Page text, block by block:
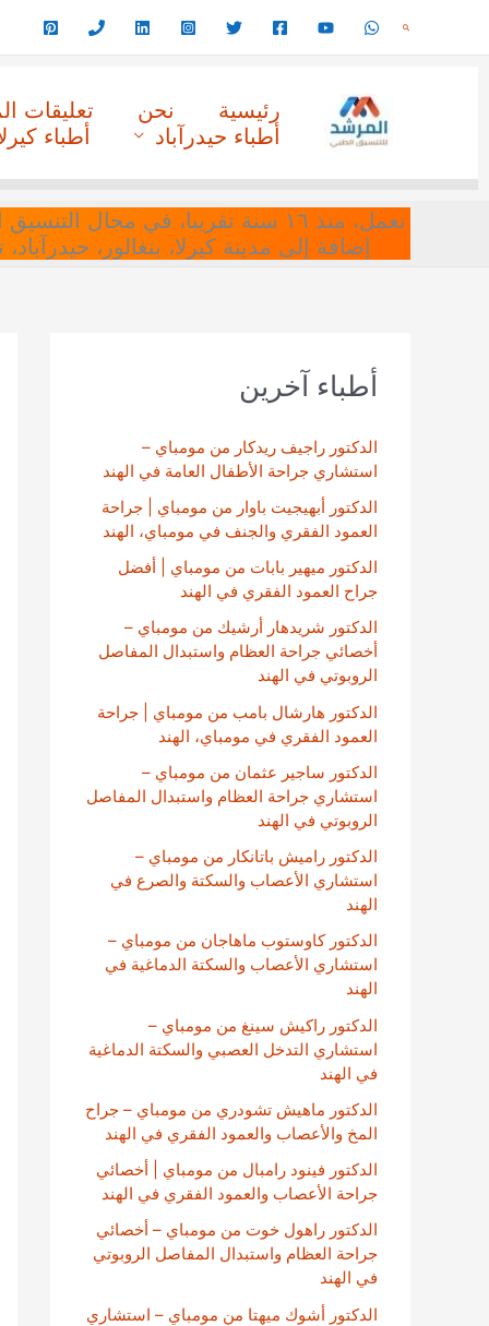
البحث
رئيسية نحن
تعليقات
أطباء حيدرآباد
أطباء
نعمل، منذ ١٦ سنة تقريبا، في
إضافة إلى مدينة كيرلا، بنغالور،
أطباء آخرين
الدكتور راجيف ريدكار من مومباي –
استشاري جراحة الأطفال العامة في الهند
الدكتور أبهيجيت باوار من مومباي | جراحة
العمود الفقري والجنف في مومباي، الهند
الدكتور ميهير بابات من مومباي | أفضل
جراح العمود الفقري في الهند
الدكتور شريدهار أرشيك من مومباي –
أخصائي جراحة العظام واستبدال المفاصل
الروبوتي في الهند
الدكتور هارشال بامب من مومباي | جراحة
العمود الفقري في مومباي، الهند
الدكتور ساجير عثمان من مومباي –
استشاري جراحة العظام واستبدال المفاصل
الروبوتي في الهند
الدكتور راميش باتانكار من مومباي –
استشاري الأعصاب والسكتة والصرع في
الهند
الدكتور كاوستوب ماهاجان من مومباي –
استشاري الأعصاب والسكتة الدماغية في
الهند
الدكتور راكيش سينغ من مومباي –
استشاري التدخل العصبي والسكتة الدماغية
في الهند
الدكتور ماهيش تشودري من مومباي – جراح
المخ والأعصاب والعمود الفقري في الهند
الدكتور فينود رامبال من مومباي | أخصائي
جراحة الأعصاب والعمود الفقري في الهند
الدكتور راهول خوت من مومباي – أخصائي
جراحة العظام واستبدال المفاصل الروبوتي
في الهند
الدكتور أشوك ميهتا من مومباي – استشاري